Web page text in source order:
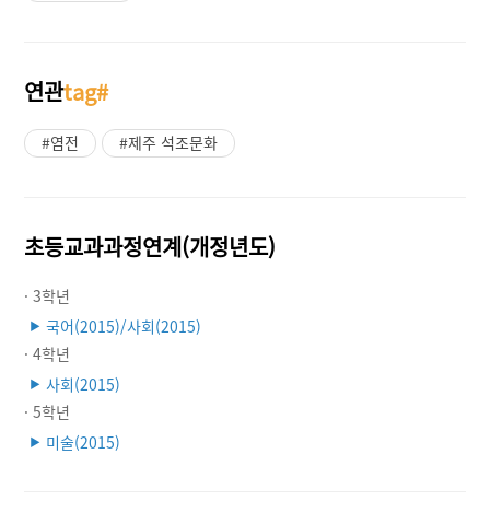
연관tag#
#염전 #제주 석조문화
초등교과과정연계(개정년도)
· 3학년
▶ 국어(2015)/사회(2015)
· 4학년
▶ 사회(2015)
· 5학년
▶ 미술(2015)